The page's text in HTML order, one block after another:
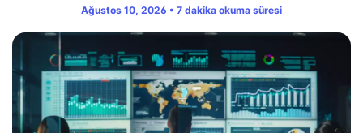
Ağustos 10, 2026 • 7 dakika okuma süresi